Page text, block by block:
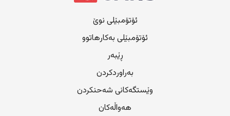
ئۆتۆمبێلی نوێ
ئۆتۆمبێلی بەکارهاتوو
ڕێبەر
بەراوردکردن
وێستگەکانی شەحنکردن
هەواڵەکان